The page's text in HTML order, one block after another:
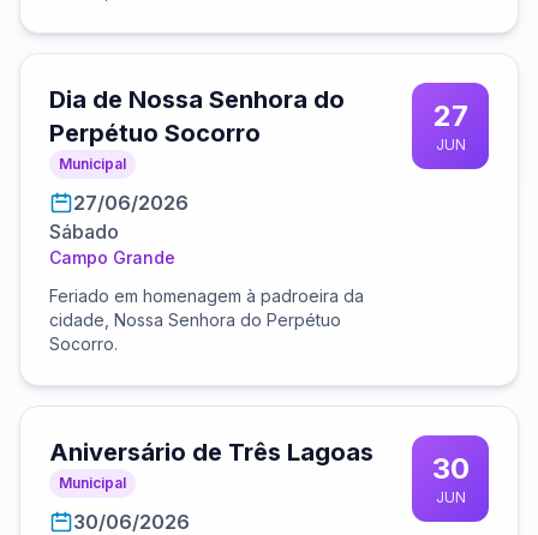
Dia de Nossa Senhora do
Perpétuo Socorro
Municipal
27/06/2026
Sábado
Campo Grande
Feriado em homenagem à padroeira da
cidade, Nossa Senhora do Perpétuo
Socorro.
27
JUN
Aniversário de Três Lagoas
Municipal
30/06/2026
30
JUN